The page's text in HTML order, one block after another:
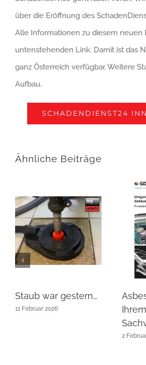
über die Eröffnung des
Alle Informationen zu diesem neuen
untenstehenden Link. Damit ist das
ganz Österreich verfügbar. Weitere
Aufbau.
SCHADENDIENST24
Ähnliche Beiträge
Staub war gestern…
11 Februar 2026
Ihrem
2